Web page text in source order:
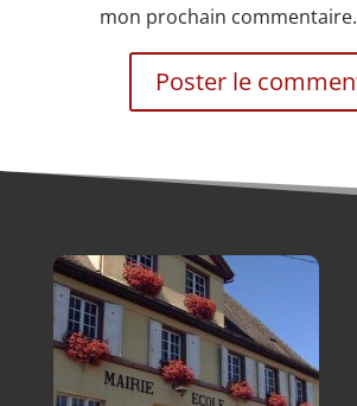
mon prochain commentaire.